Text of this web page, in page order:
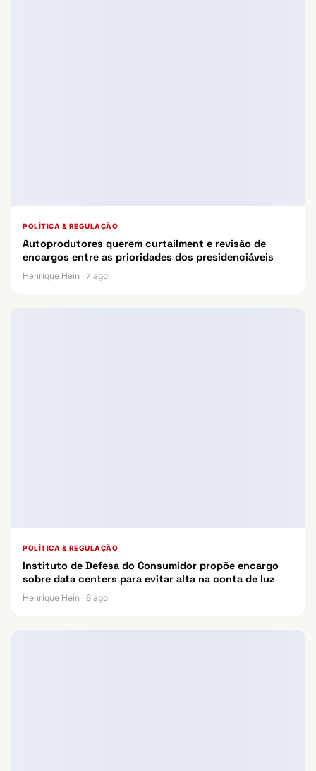
POLÍTICA & REGULAÇÃO
Autoprodutores querem curtailment e revisão de
encargos entre as prioridades dos presidenciáveis
Henrique Hein · 7 ago
POLÍTICA & REGULAÇÃO
Instituto de Defesa do Consumidor propõe encargo
sobre data centers para evitar alta na conta de luz
Henrique Hein · 6 ago